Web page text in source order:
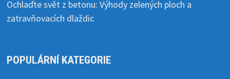
Ochlaďte svět z betonu: Výhody zelených ploch a
zatravňovacích dlaždic
POPULÁRNÍ KATEGORIE